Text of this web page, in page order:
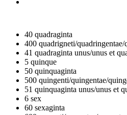
40 quadraginta
400 quadrigneti/quadringentae/
41 quadraginta unus/unus et
5 quinque
50 quinquaginta
500 quingenti/quingentae/
51 quinquaginta unus/unus et
6 sex
60 sexaginta